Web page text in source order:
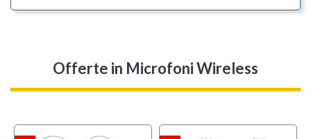
Offerte in Microfoni Wireless